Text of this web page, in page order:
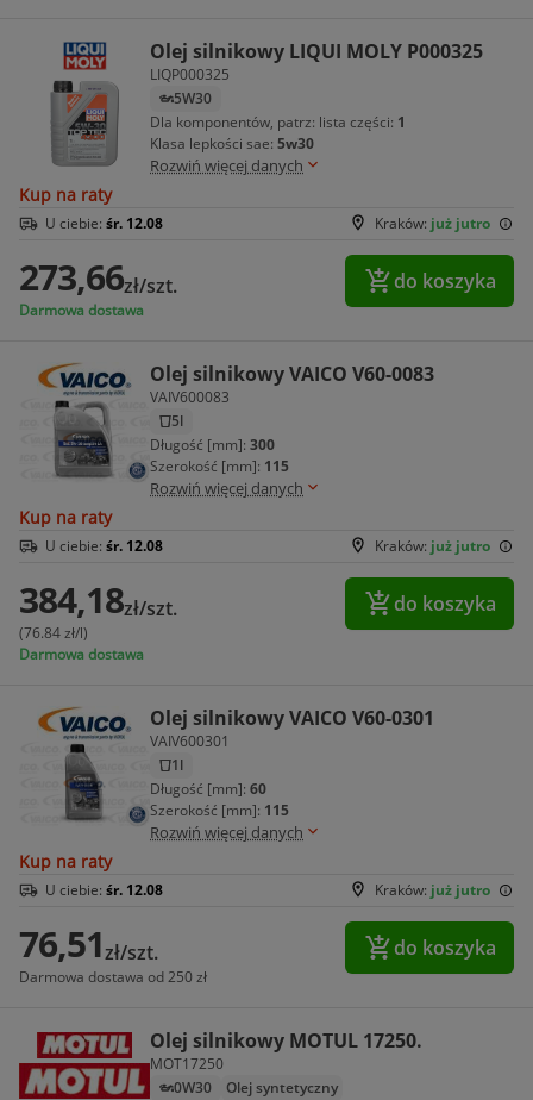
Olej silnikowy LIQUI MOLY P000325
LIQP000325
5W30
Dla komponentów, patrz: lista części: 1
Klasa lepkości sae: 5w30
Rozwiń więcej danych
Kup na raty
Kraków: już jutro
U ciebie: śr. 12.08
273,66zł/szt.
Darmowa dostawa
do koszyka
Olej silnikowy VAICO V60-0083
VAIV600083
5l
Długość [mm]: 300
Szerokość [mm]: 115
Rozwiń więcej danych
Kup na raty
Kraków: już jutro
U ciebie: śr. 12.08
384,18zł/szt.
(76.84 zł/l)
Darmowa dostawa
do koszyka
Olej silnikowy VAICO V60-0301
VAIV600301
1l
Długość [mm]: 60
Szerokość [mm]: 115
Rozwiń więcej danych
Kup na raty
Kraków: już jutro
U ciebie: śr. 12.08
76,51zł/szt.
Darmowa dostawa od 250 zł
do koszyka
Olej silnikowy MOTUL 17250.
MOT17250
0W30
Olej syntetyczny